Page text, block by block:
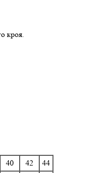
кроя.
40 42
44